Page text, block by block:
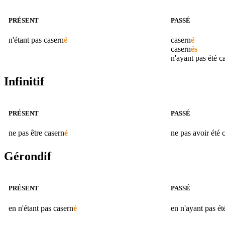
PRÉSENT
n'étant pas caserné
PASSÉ
caserné
casernés
n'ayant pas été
Infinitif
PRÉSENT
ne pas être caserné
PASSÉ
ne pas avoir été
Gérondif
PRÉSENT
en n'étant pas caserné
PASSÉ
en n'ayant pas